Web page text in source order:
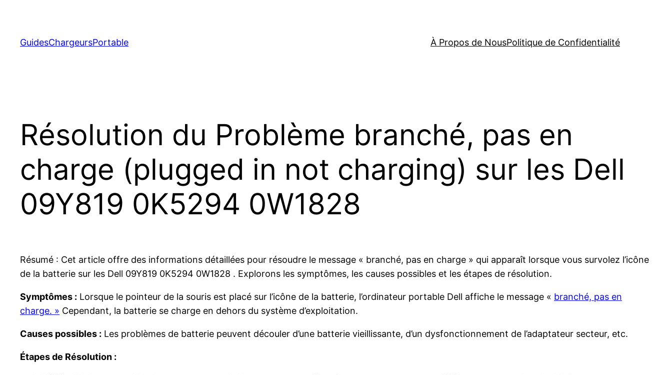
contenu
GuidesChargeursPortable À Propos de NousPolitique de Confidentialité
Résolution du Problème branché, pas en
charge (plugged in not charging) sur les Dell
09Y819 0K5294 0W1828
Résumé : Cet article offre des informations détaillées pour résoudre le message « branché, pas en charge » qui apparaît lorsque vous survolez l’icône
de la batterie sur les Dell 09Y819 0K5294 0W1828 . Explorons les symptômes, les causes possibles et les étapes de résolution.
Symptômes : Lorsque le pointeur de la souris est placé sur l’icône de la batterie, l’ordinateur portable Dell affiche le message « branché, pas en
charge. » Cependant, la batterie se charge en dehors du système d’exploitation.
Causes possibles : Les problèmes de batterie peuvent découler d’une batterie vieillissante, d’un dysfonctionnement de l’adaptateur secteur, etc.
Étapes de Résolution :